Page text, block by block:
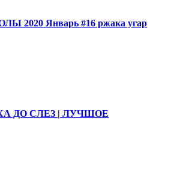
2020 Январь #16 ржака угар
ДО СЛЕЗ | ЛУЧШОЕ